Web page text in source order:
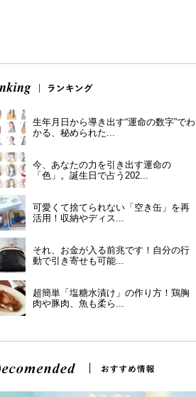
生年月日から導き出す“運命の数字”でわ
かる、秘められた...
今、あなたの力を引き出す運命の
「色」。誕生日で占う202...
可愛くて捨てられない「空き缶」を再
活用！収納やディス...
それ、お金が入る前兆です！自分の行
動で引き寄せも可能...
超簡単「塩糖水漬け」の作り方！鶏胸
肉や豚肉、魚も柔ら...